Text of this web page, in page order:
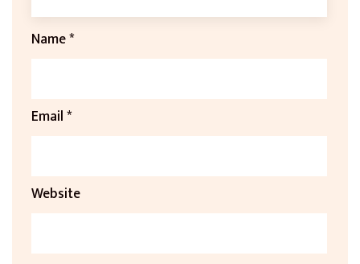
Name*
Email*
Website